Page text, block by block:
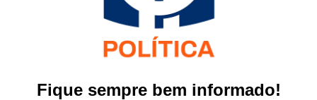
Fique sempre bem informado!